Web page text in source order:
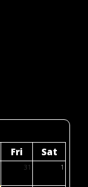
Fri Sat
31 1